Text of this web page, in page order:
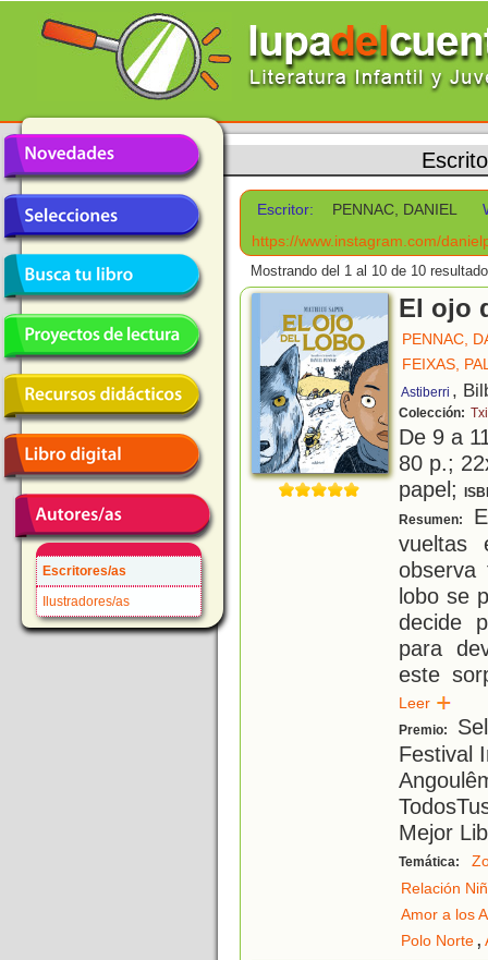
Escritores/as
Ilustradores/as
Escritor: PENNAC, DANIEL
https://www.instagram.com/
Mostrando del 1 al 10 de 10
El ojo
PENNAC,
FEIXAS,
Astiberri ,
Colección:
De 9 a
80 p.;
papel;
Resumen:
vueltas
observa
lobo se
decide
para
este
Leer
Premio:
Festival
Mejor
Temática:
Relación
Amor a los
Polo Norte,